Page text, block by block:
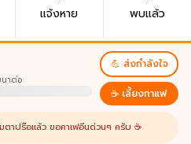
แจ้งหาย พบแล้ว
นาต่อ
💪 ส่งกำลังใจ
☕ เลี้ยงกาแฟ
ตาปรือแล้ว ขอคาเฟอีนด่วนๆ ครับ ☕